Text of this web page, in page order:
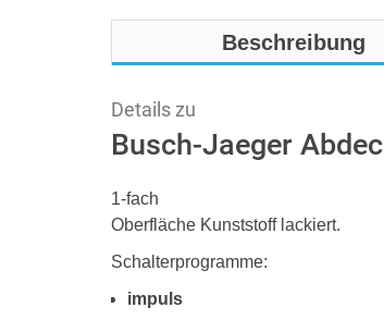
Beschreibung
Details zu
Busch-Jaeger
1-fach
Oberfläche Kunststoff lackiert.
Schalterprogramme:
impuls